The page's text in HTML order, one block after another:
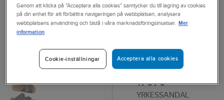
Tjänster
Kataloger
Ahlsell Produkter Personligt skydd Skor
Yrkesskor
Yrkessandaler/tofflor, utan skydd
Yrkessandal
JOBI Madrid
17070
YRKESSANDAL
Genom att klicka på "Acceptera alla cookies" samtycker du till lagring av cookies
på din enhet för att förbättra navigeringen på webbplatsen, analysera
webbplatsens användning och bistå i våra marknadsföringsinsatser. Mer
information
Acceptera alla cookies
Cookie-inställningar